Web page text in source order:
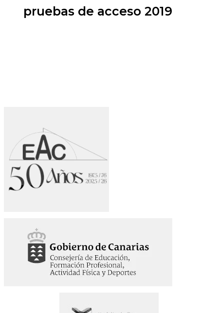
pruebas de acceso 2019